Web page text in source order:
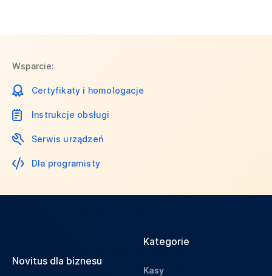
Wsparcie:
Certyfikaty i homologacje
Instrukcje obsługi
Serwis urządzeń
Dla programisty
Novitus dla biznesu
Kategorie
Kasy